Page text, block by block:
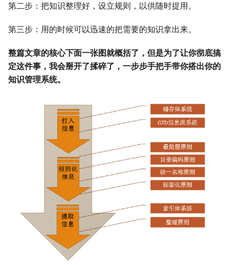
第二步：把知识整理好，设立规则，以供随时提用。
第三步：用的时候可以迅速的把需要的知识拿出来。
整篇文章的核心下面一张图就概括了，但是为了让你彻底搞
定这件事，我会掰开了揉碎了，一步步手把手带你搭出你的
知识管理系统。